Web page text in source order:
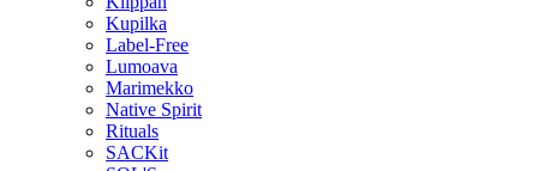
Kupilka
Label-Free
Lumoava
Marimekko
Native Spirit
Rituals
SACKit